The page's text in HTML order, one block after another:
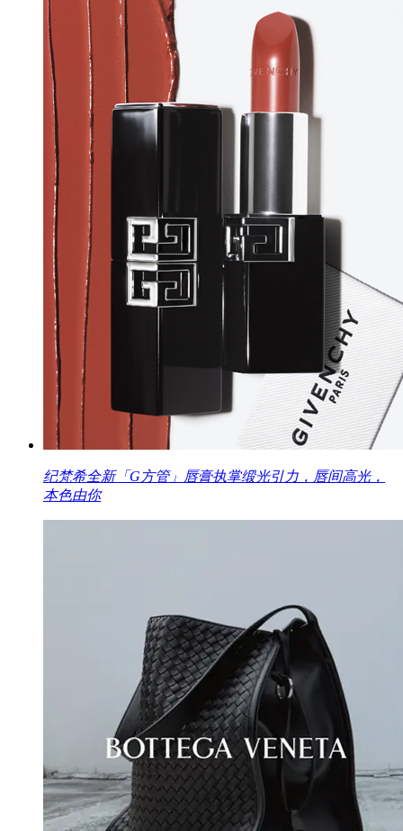
纪梵希全新「G方管」唇膏执掌缎光引力，唇间高光，
本色由你